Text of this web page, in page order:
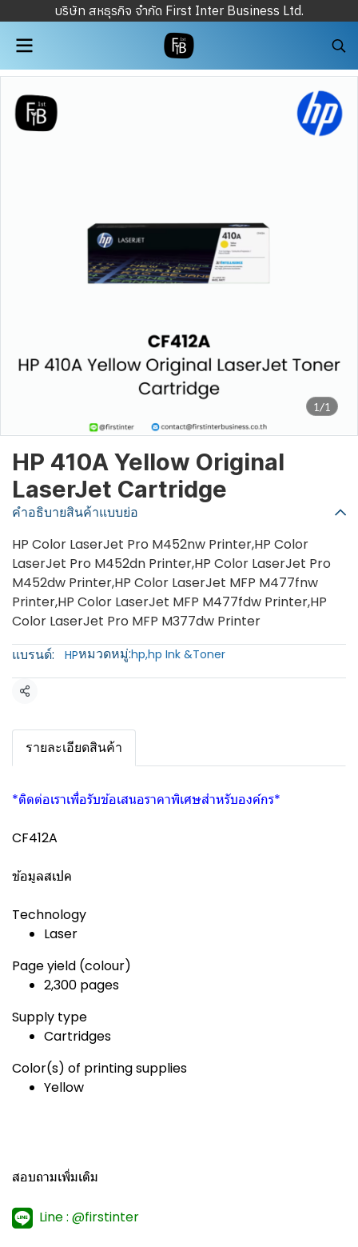
บริษัท สหธุรกิจ จำกัด First Inter Business Ltd.
1/1
HP 410A Yellow Original
LaserJet Cartridge
คำอธิบายสินค้าแบบย่อ
HP Color LaserJet Pro M452nw Printer,HP Color
LaserJet Pro M452dn Printer,HP Color LaserJet Pro
M452dw Printer,HP Color LaserJet MFP M477fnw
Printer,HP Color LaserJet MFP M477fdw Printer,HP
Color LaserJet Pro MFP M377dw Printer
แบรนด์:
HPหมวดหมู่:hp,hp Ink &Toner
แชร์
รายละเอียดสินค้า
*ติดต่อเราเพื่อรับข้อเสนอราคาพิเศษสำหรับองค์กร*
CF412A
ข้อมูลสเปค
Technology
Laser
Page yield (colour)
2,300 pages
Supply type
Cartridges
Color(s) of printing supplies
Yellow
สอบถามเพิ่มเติม
Line : @firstinter